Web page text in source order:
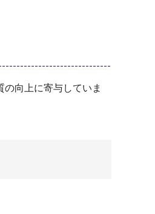
向上に寄与していま